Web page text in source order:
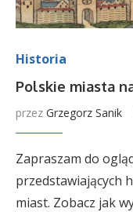
Historia
Polskie miasta
przez Grzegorz Sanik
Zapraszam do
przedstawiających
miast. Zobacz jak